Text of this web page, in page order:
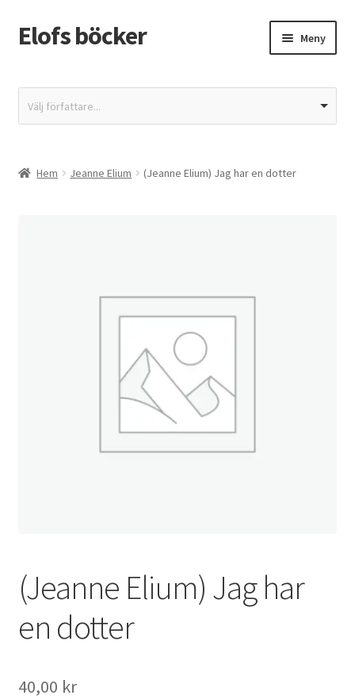
Hoppa
till
Hoppa
till
Elofs böcker Meny
Återbetalnings- och returpolicy
Välj författare...
Hem Jeanne Elium (Jeanne Elium) Jag har en dotter
(Jeanne Elium) Jag har
en dotter
40,00 kr